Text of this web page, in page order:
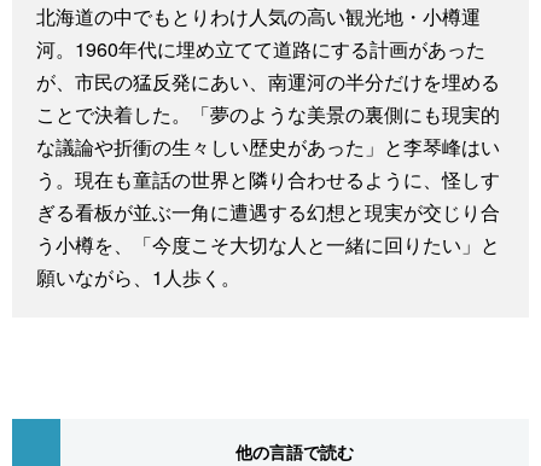
暮らし
スポーツ・東京2020
Cinema
Topics
Images
People
公式SNS
北海道の中でもとりわけ人気の高い観光地・小樽運
河。1960年代に埋め立てて道路にする計画があった
が、市民の猛反発にあい、南運河の半分だけを埋める
ことで決着した。「夢のような美景の裏側にも現実的
な議論や折衝の生々しい歴史があった」と李琴峰はい
う。現在も童話の世界と隣り合わせるように、怪しす
ぎる看板が並ぶ一角に遭遇する幻想と現実が交じり合
う小樽を、「今度こそ大切な人と一緒に回りたい」と
願いながら、1人歩く。
他の言語で読む